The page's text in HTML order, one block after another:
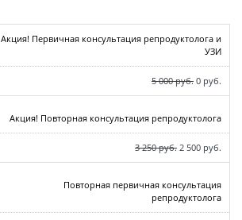
Акция! Первичная консультация репродуктолога и
УЗИ
5 000 руб. 0 руб.
Акция! Повторная консультация репродуктолога
3 250 руб. 2 500 руб.
Повторная первичная консультация
репродуктолога